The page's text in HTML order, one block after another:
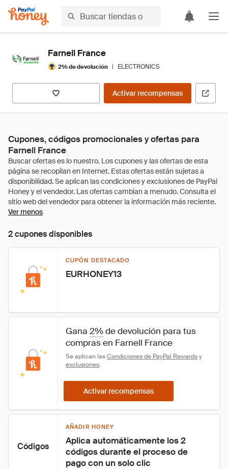
Farnell France
2% de devolución | ELECTRONICS
Activar recompensas
Cupones, códigos promocionales y ofertas para
Farnell France
Ver menos
2 cupones disponibles
CUPÓN DESTACADO
EURHONEY13
Gana 2% de devolución para tus
compras en Farnell France
Se aplican las Condiciones de PayPal Rewards y
exclusiones.
Activar recompensas
Códigos
AÑADIR HONEY
Aplica automáticamente los 2
códigos durante el proceso de
pago con un solo clic